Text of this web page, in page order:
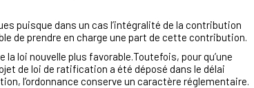
puisque dans un cas l’intégralité de la contribution
de prendre en charge une part de cette contribution.
loi nouvelle plus favorable.Toutefois, pour qu’une
de loi de ratification a été déposé dans le délai
l’ordonnance conserve un caractère réglementaire.